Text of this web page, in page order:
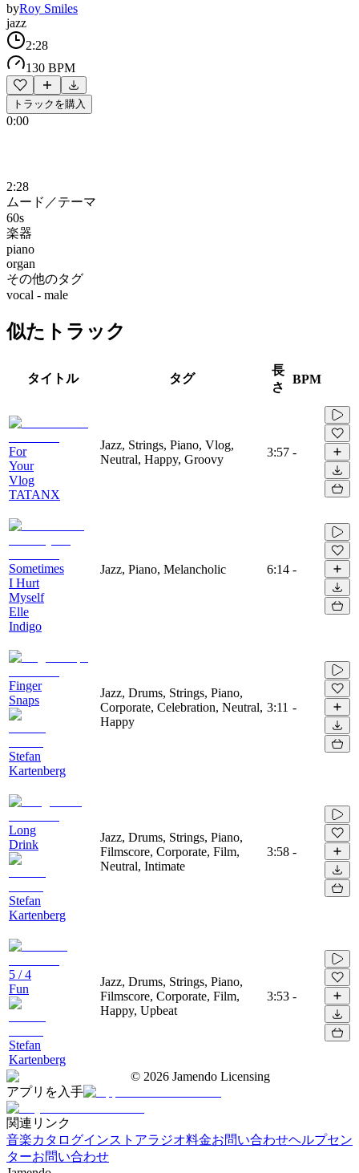
byRoy Smiles
jazz
2:28
130 BPM
トラックを購入
0:00
2:28
ムード／テーマ
60s
楽器
piano
organ
その他のタグ
vocal - male
似たトラック
タイトル タグ
長
さ
BPM
For
Your
Vlog
TATANX
Jazz, Strings, Piano, Vlog,
Neutral, Happy, Groovy
3:57 -
Sometimes
I Hurt
Myself
Elle
Indigo
Jazz, Piano, Melancholic 6:14 -
Finger
Snaps
Stefan
Kartenberg
Jazz, Drums, Strings, Piano,
Corporate, Celebration, Neutral,
Happy
3:11 -
Long
Drink
Stefan
Kartenberg
Jazz, Drums, Strings, Piano,
Filmscore, Corporate, Film,
Neutral, Intimate
3:58 -
5 / 4
Fun
Stefan
Kartenberg
Jazz, Drums, Strings, Piano,
Filmscore, Corporate, Film,
Happy, Upbeat
3:53 -
© 2026 Jamendo Licensing
アプリを入手
関連リンク
音楽カタログインストアラジオ料金お問い合わせヘルプセン
ターお問い合わせ